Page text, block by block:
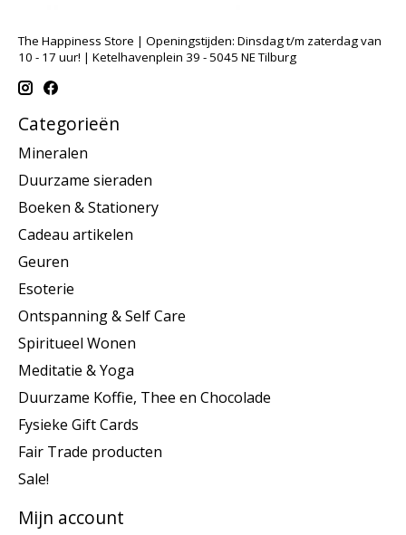
The Happiness Store | Openingstijden: Dinsdag t/m zaterdag van
10 - 17 uur! | Ketelhavenplein 39 - 5045 NE Tilburg
Categorieën
Mineralen
Duurzame sieraden
Boeken & Stationery
Cadeau artikelen
Geuren
Esoterie
Ontspanning & Self Care
Spiritueel Wonen
Meditatie & Yoga
Duurzame Koffie, Thee en Chocolade
Fysieke Gift Cards
Fair Trade producten
Sale!
Mijn account